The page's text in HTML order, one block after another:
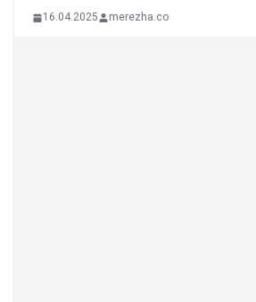
16.04.2025 merezha.co